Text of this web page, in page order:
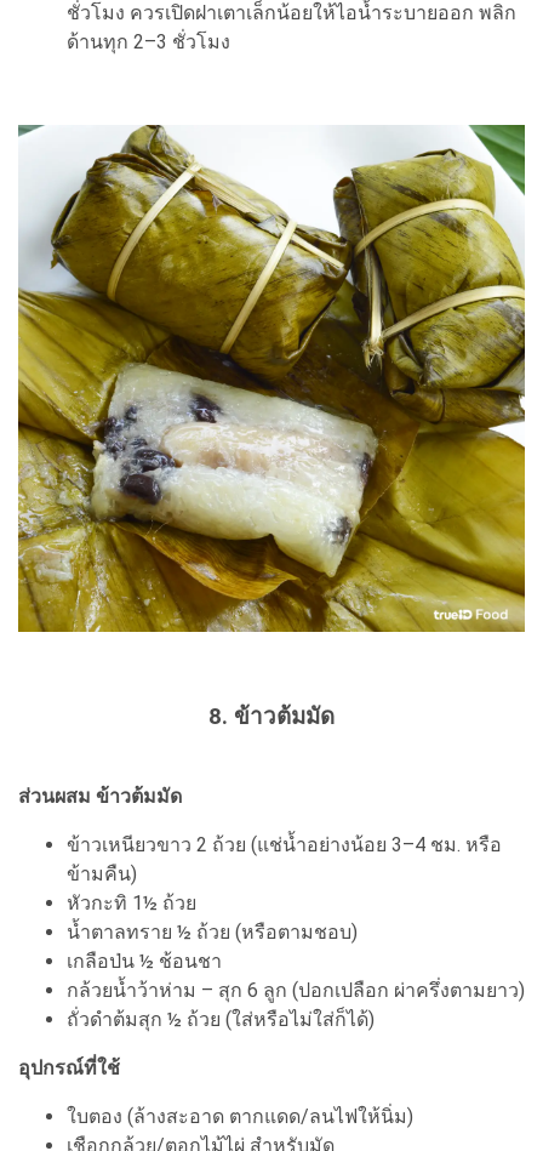
ชั่วโมง ควรเปิดฝาเตาเล็กน้อยให้ไอน้ำระบายออก พลิก
ด้านทุก 2–3 ชั่วโมง
8. ข้าวต้มมัด
ส่วนผสม ข้าวต้มมัด
ข้าวเหนียวขาว 2 ถ้วย (แช่น้ำอย่างน้อย 3–4 ชม. หรือ
ข้ามคืน)
หัวกะทิ 1½ ถ้วย
น้ำตาลทราย ½ ถ้วย (หรือตามชอบ)
เกลือป่น ½ ช้อนชา
กล้วยน้ำว้าห่าม – สุก 6 ลูก (ปอกเปลือก ผ่าครึ่งตามยาว)
ถั่วดำต้มสุก ½ ถ้วย (ใส่หรือไม่ใส่ก็ได้)
อุปกรณ์ที่ใช้
ใบตอง (ล้างสะอาด ตากแดด/ลนไฟให้นิ่ม)
เชือกกล้วย/ตอกไม้ไผ่ สำหรับมัด